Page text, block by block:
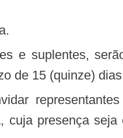
de 15 (quinze)
presença